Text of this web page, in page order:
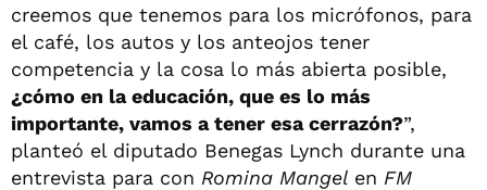
creemos que tenemos para los micrófonos, para
el café, los autos y los anteojos tener
competencia y la cosa lo más abierta posible,
¿cómo en la educación, que es lo más
importante, vamos a tener esa cerrazón?”,
planteó el diputado Benegas Lynch durante una
entrevista para con Romina Mangel en FM